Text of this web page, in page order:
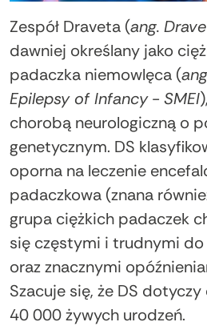
Zespół Draveta (ang.
dawniej określany jako
padaczka niemowlęca (
Epilepsy of Infancy- SMEI
chorobą neurologiczną o
genetycznym. DS
oporna na leczenie
padaczkowa (znana
grupa ciężkich padaczek
się częstymi i trudnymi
oraz znacznymi
Szacuje się, że DS
40 000 żywych urodzeń.